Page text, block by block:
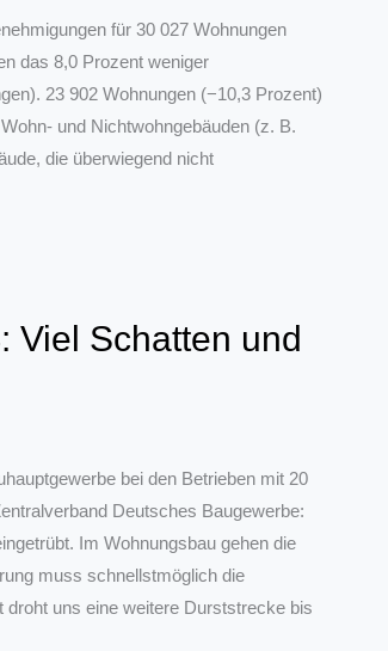
für 30 027 Wohnungen
das 8,0 Prozent weniger
23 902 Wohnungen (−10,3 Prozent)
und Nichtwohngebäuden (z. B.
die überwiegend nicht
Viel Schatten und
bei den Betrieben mit 20
Deutsches Baugewerbe:
Im Wohnungsbau gehen die
muss schnellstmöglich die
uns eine weitere Durststrecke bis